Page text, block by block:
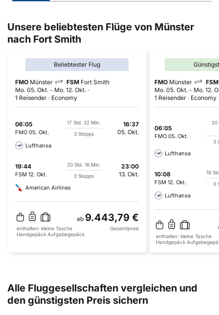
Unsere beliebtesten Flüge von Münster
nach Fort Smith
Beliebtester Flug
FMO Münster FSM Fort Smith
Mo. 05. Okt. - Mo. 12. Okt.
1 Reisender
Economy
06:05
FMO 05. Okt.
17 Std. 32 Min.
3 Stopps
16:37
05. Okt.
Lufthansa
19:44
FSM 12. Okt.
20 Std. 16 Min.
3 Stopps
23:00
13. Okt.
American Airlines
ab 9.443,79 €
enthalten: kleine Tasche
Handgepäck Aufgabegepäck
Gesamtpreis
FMO Münster
FSM
Mo. 05. Okt. - Mo. 12.
1 Reisender
Economy
06:05
FMO 05. Okt.
20
3
Lufthansa
10:08
FSM 12. Okt.
19
3
Lufthansa
enthalten: kleine Tasche
Handgepäck
Alle Fluggesellschaften vergleichen und
den günstigsten Preis sichern